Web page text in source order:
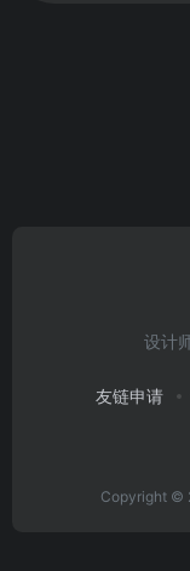
设计
友链申请
Copyright ©